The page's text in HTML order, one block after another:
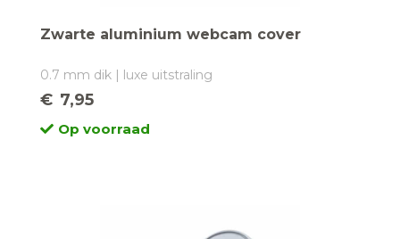
Zwarte aluminium webcam cover
0.7 mm dik | luxe uitstraling
€ 7,95
Op voorraad